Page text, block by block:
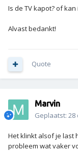
Is de TV kapot? of
Alvast bedankt!
Quote
Marvin
Geplaatst: 28
Het klinkt alsof je last
probleem wat vaker